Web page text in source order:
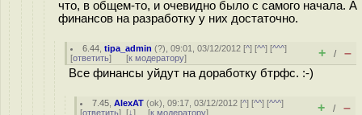
что, в общем-то, и очевидно было с самого начала. А
финансов на разработку у них достаточно.
6.44 ,tipa_admin (?), 09:01, 03/12/2012 [^] [^^] [^^^]
[ответить] [к модератору] + / –
Все финансы уйдут на доработку бтрфс. :-)
7.45 ,AlexAT (ok), 09:17, 03/12/2012 [^] [^^] [^^^]
[ответить] [↓] [к модератору] + / –